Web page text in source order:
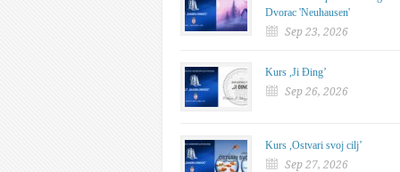
Dvorac 'Neuhausen'
Sep 23, 2026
Kurs ,Ji Đing’
Sep 26, 2026
Kurs ,Ostvari svoj cilj’
Sep 27, 2026